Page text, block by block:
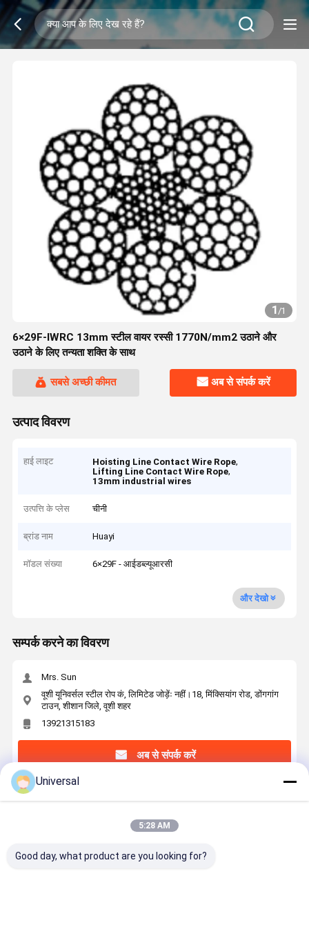
1/1
6×29F-IWRC 13mm स्टील वायर रस्सी 1770N/mm2 उठाने और
उठाने के लिए तन्यता शक्ति के साथ
सबसे अच्छी कीमत अब से संपर्क करें
उत्पाद विवरण
हाई लाइट Hoisting Line Contact Wire Rope,
Lifting Line Contact Wire Rope,
13mm industrial wires
उत्पत्ति के प्लेस चीनी
ब्रांड नाम Huayi
मॉडल संख्या 6×29F - आईडब्ल्यूआरसी
और देखो
सम्पर्क करने का विवरण
Mrs. Sun
वूशी यूनिवर्सल स्टील रोप कं, लिमिटेड जोड़ेंः नहीं।18, मिंक्सियांग रोड, डोंगगांग
टाउन, शीशान जिले, वूशी शहर
13921315183
अब से संपर्क करें
सबसे उत्तम प्रतिदान प्राप्त करें
उठाने और उठाने के लिए तन्यता शक्ति के साथ
Universal
5:28 AM
Good day, what product are you looking for?